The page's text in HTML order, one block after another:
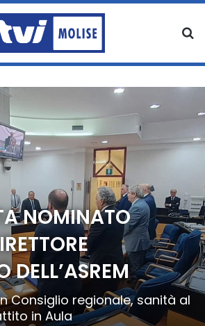
NOMINATO
DELL’ASREM
Consiglio regionale, sanità al
in Aula